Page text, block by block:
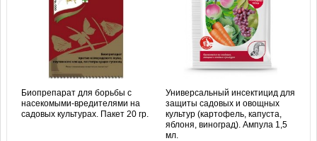
Биопрепарат для борьбы с
насекомыми-вредителями на
садовых культурах. Пакет 20 гр.
Универсальный инсектицид для
защиты садовых и овощных
культур (картофель, капуста,
яблоня, виноград). Ампула 1,5
мл.